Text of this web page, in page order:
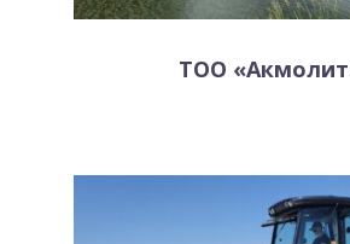
ТОО